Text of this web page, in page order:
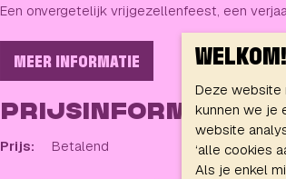
Een onvergetelijk vrijgezellenfeest, een
MEER INFORMATIE
PRIJSINFORMATIE
Prijs: Betalend
WELKOM!
Deze website
kunnen we je
website
‘alle cookies
Als je enkel